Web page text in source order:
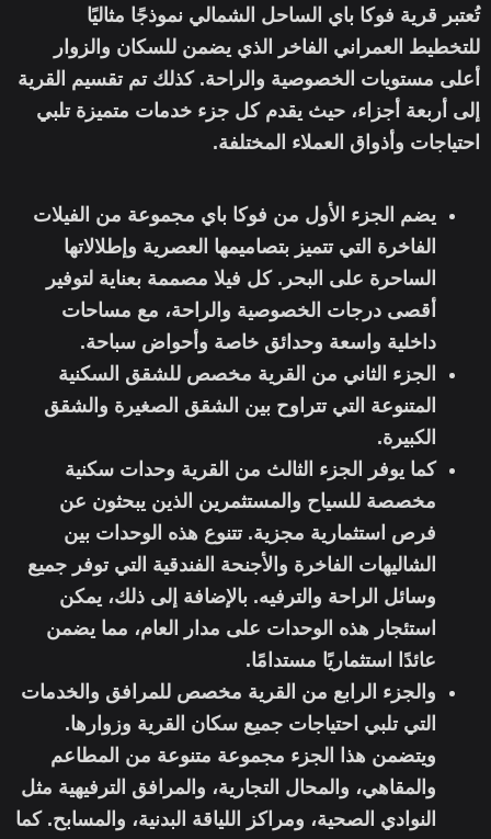
تُعتبر قرية فوكا باي الساحل الشمالي نموذجًا مثاليًا
للتخطيط العمراني الفاخر الذي يضمن للسكان والزوار
أعلى مستويات الخصوصية والراحة. كذلك تم تقسيم القرية
إلى أربعة أجزاء، حيث يقدم كل جزء خدمات متميزة تلبي
احتياجات وأذواق العملاء المختلفة.
يضم الجزء الأول من فوكا باي مجموعة من الفيلات
الفاخرة التي تتميز بتصاميمها العصرية وإطلالاتها
الساحرة على البحر. كل فيلا مصممة بعناية لتوفير
أقصى درجات الخصوصية والراحة، مع مساحات
داخلية واسعة وحدائق خاصة وأحواض سباحة.
الجزء الثاني من القرية مخصص للشقق السكنية
المتنوعة التي تتراوح بين الشقق الصغيرة والشقق
الكبيرة.
كما يوفر الجزء الثالث من القرية وحدات سكنية
مخصصة للسياح والمستثمرين الذين يبحثون عن
فرص استثمارية مجزية. تتنوع هذه الوحدات بين
الشاليهات الفاخرة والأجنحة الفندقية التي توفر جميع
وسائل الراحة والترفيه. بالإضافة إلى ذلك، يمكن
استئجار هذه الوحدات على مدار العام، مما يضمن
عائدًا استثماريًا مستدامًا.
والجزء الرابع من القرية مخصص للمرافق والخدمات
التي تلبي احتياجات جميع سكان القرية وزوارها.
ويتضمن هذا الجزء مجموعة متنوعة من المطاعم
والمقاهي، والمحال التجارية، والمرافق الترفيهية مثل
النوادي الصحية، ومراكز اللياقة البدنية، والمسابح. كما